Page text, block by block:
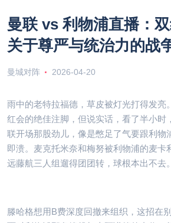
曼联 vs 利物浦直播：
关于尊严与统治力的战
曼城对阵 2026-04-20
雨中的老特拉福德，草皮被灯光打得发亮
红会的绝佳注脚，但说实话，看了半小时
联开场那股劲儿，像是憋足了气要跟利物
即溃。麦克托米奈和梅努被利物浦的麦卡
远藤航三人组遛得团团转，球根本出不去。
滕哈格想用B费深度回撤来组织，这招在